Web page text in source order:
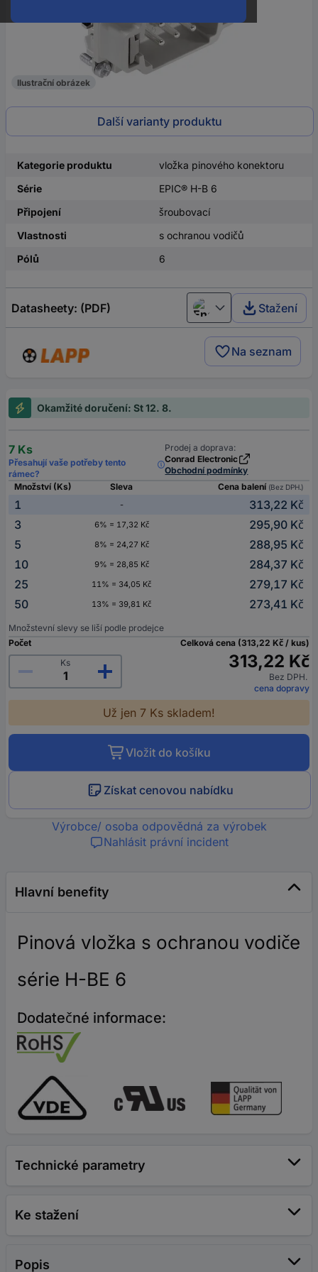
Ilustrační obrázek
Další varianty produktu
Kategorie produktu
vložka pinového konektoru
Série
EPIC® H-B 6
Připojení
šroubovací
Vlastnosti
s ochranou vodičů
Pólů
6
Datasheety: (PDF) English Stažení
Na seznam
Okamžité doručení: St 12. 8.
7 Ks
Přesahují vaše potřeby tento
rámec?
Prodej a doprava:
Conrad Electronic
Obchodní podmínky
Množství (Ks)
Sleva Cena balení (Bez DPH.)
1 -
313,22 Kč
3
6% = 17,32 Kč
295,90 Kč
5
8% = 24,27 Kč
288,95 Kč
10
9% = 28,85 Kč
284,37 Kč
25
11% = 34,05 Kč
279,17 Kč
50
13% = 39,81 Kč 273,41 Kč
Množstevní slevy se liší podle prodejce
Počet
Ks
Celková cena (313,22 Kč / kus)
313,22 Kč
Bez DPH.
cena dopravy
Už jen 7 Ks skladem!
Vložit do košíku
Získat cenovou nabídku
Výrobce/ osoba odpovědná za výrobek
Nahlásit právní incident
Hlavní benefity
Pinová vložka s ochranou vodiče
série H-BE 6
Dodatečné informace:
Technické parametry
Ke stažení
Popis